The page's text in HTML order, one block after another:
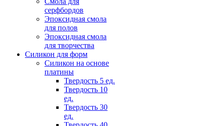
серфбордов
Эпоксидная смола
для полов
Эпоксидная смола
для творчества
Силикон для форм
Силикон на основе
платины
Твердость 5 ед.
Твердость 10
ед.
Твердость 30
ед.